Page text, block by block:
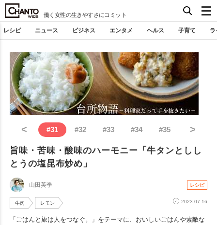
働く女性の生きやすさにコミット
レシピ ニュース ビジネス エンタメ ヘルス 子育て ラ
< #31 #32 #33 #34 #35 >
旨味・苦味・酸味のハーモニー「牛タンとしし
とうの塩昆布炒め」
山田英季 レシピ
牛肉 レモン 2023.07.16
「ごはんと旅は人をつなぐ。」をテーマに、おいしいごはんや素敵な